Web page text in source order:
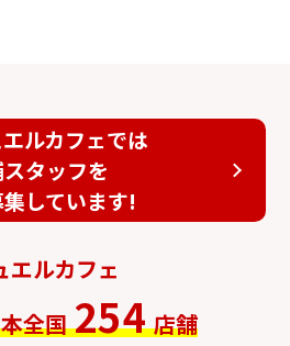
ルカフェでは
タッフを
しています!
エルカフェ
全国 254 店舗